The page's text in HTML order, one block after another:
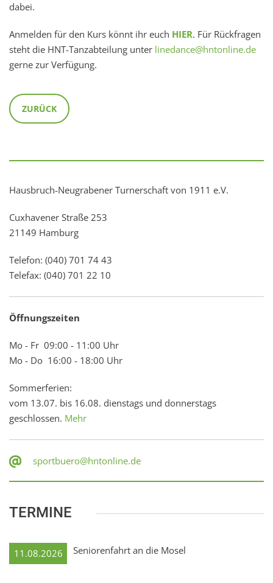
dabei.
Anmelden für den Kurs könnt ihr euch HIER. Für Rückfragen
steht die HNT-Tanzabteilung unter linedance@hntonline.de
gerne zur Verfügung.
ZURÜCK
Hausbruch-Neugrabener Turnerschaft von 1911 e.V.
Cuxhavener Straße 253
21149 Hamburg
Telefon: (040) 701 74 43
Telefax: (040) 701 22 10
Öffnungszeiten
Mo - Fr 09:00 - 11:00 Uhr
Mo - Do 16:00 - 18:00 Uhr
Sommerferien:
vom 13.07. bis 16.08. dienstags und donnerstags
geschlossen. Mehr
sportbuero@hntonline.de
TERMINE
11.08.2026 Seniorenfahrt an die Mosel